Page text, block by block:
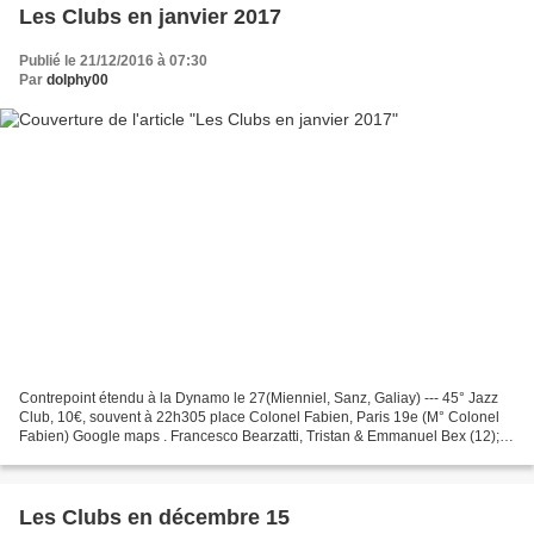
Les Clubs en janvier 2017
Publié le 21/12/2016 à 07:30
Par dolphy00
Contrepoint étendu à la Dynamo le 27(Mienniel, Sanz, Galiay) --- 45° Jazz
Club, 10€, souvent à 22h305 place Colonel Fabien, Paris 19e (M° Colonel
Fabien) Google maps . Francesco Bearzatti, Tristan & Emmanuel Bex (12);
Les Clubs en décembre 15